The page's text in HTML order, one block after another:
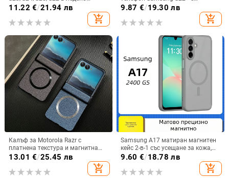
кристално розово със стъклена
повърхност и метално боядисано
покритие
11.22 €/21.94 лв
add_shopping_cart
остъклено цвете, защита от
падане, Ultra Film Case за Apple
13
9.87 €/19.30 лв
add_shopping_cart
Калъф за Motorola Razr с
платнена текстура и магнитна
панта, флип
13.01 €/25.45 лв
add_shopping_cart
Samsung A17 матиран магнитен
кейс 2-в-1 със усещане за кожа,
удароустойчива обвивка от
червено, лилаво, синьо, черно
9.60 €/18.78 лв
add_shopping_cart